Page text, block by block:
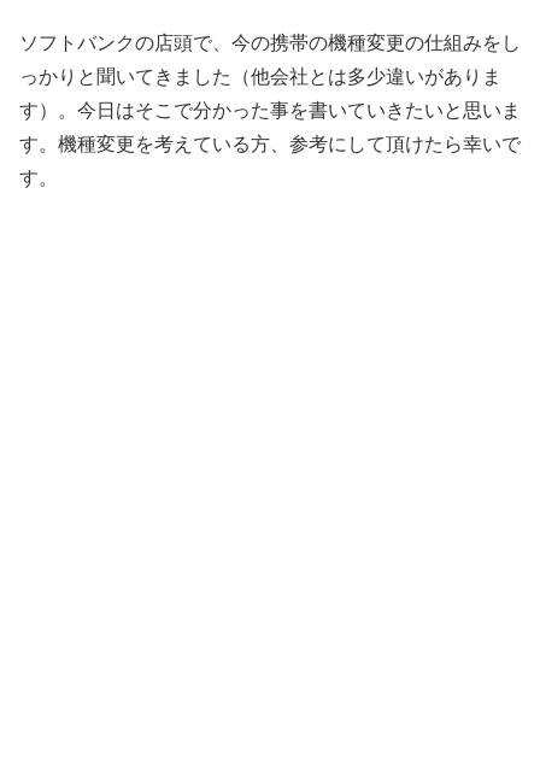
ソフトバンクの店頭で、今の携帯の機種変更の仕組みをし
っかりと聞いてきました（他会社とは多少違いがありま
す）。今日はそこで分かった事を書いていきたいと思いま
す。機種変更を考えている方、参考にして頂けたら幸いで
す。